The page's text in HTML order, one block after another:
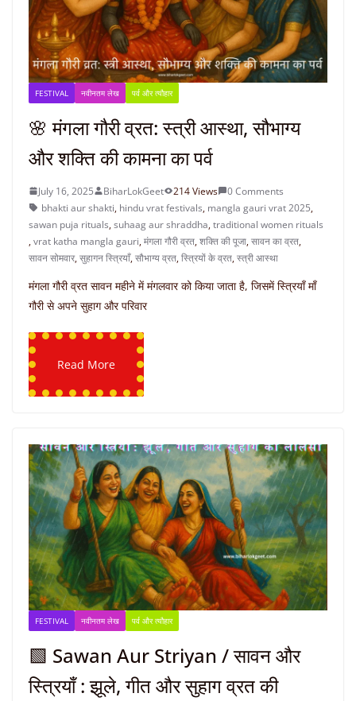
FESTIVAL नवीनतम लेख पर्व और त्यौहार
🌸 मंगला गौरी व्रत: स्त्री आस्था, सौभाग्य
और शक्ति की कामना का पर्व
July 16, 2025 BiharLokGeet 214 Views
0 Comments
bhakti aur shakti, hindu vrat festivals, mangla gauri vrat 2025,
sawan puja rituals,suhaag aur shraddha,traditional women rituals
,vrat katha mangla gauri,मंगला गौरी व्रत,शक्ति की पूजा,सावन का व्रत,
सावन सोमवार,सुहागन स्त्रियाँ,सौभाग्य व्रत,स्त्रियों के व्रत,स्त्री आस्था
मंगला गौरी व्रत सावन महीने में मंगलवार को किया जाता है, जिसमें स्त्रियाँ माँ
गौरी से अपने सुहाग और परिवार
Read More
FESTIVAL नवीनतम लेख पर्व और त्यौहार
🟩 Sawan Aur Striyan / सावन और
स्त्रियाँ : झूले, गीत और सुहाग व्रत की